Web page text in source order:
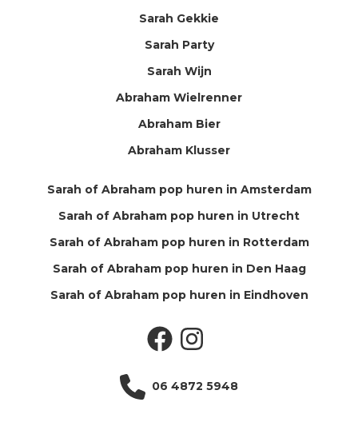
Sarah Gekkie
Sarah Party
Sarah Wijn
Abraham Wielrenner
Abraham Bier
Abraham Klusser
Sarah of Abraham pop huren in Amsterdam
Sarah of Abraham pop huren in Utrecht
Sarah of Abraham pop huren in Rotterdam
Sarah of Abraham pop huren in Den Haag
Sarah of Abraham pop huren in Eindhoven
FacebookInstagram
06 4872 5948